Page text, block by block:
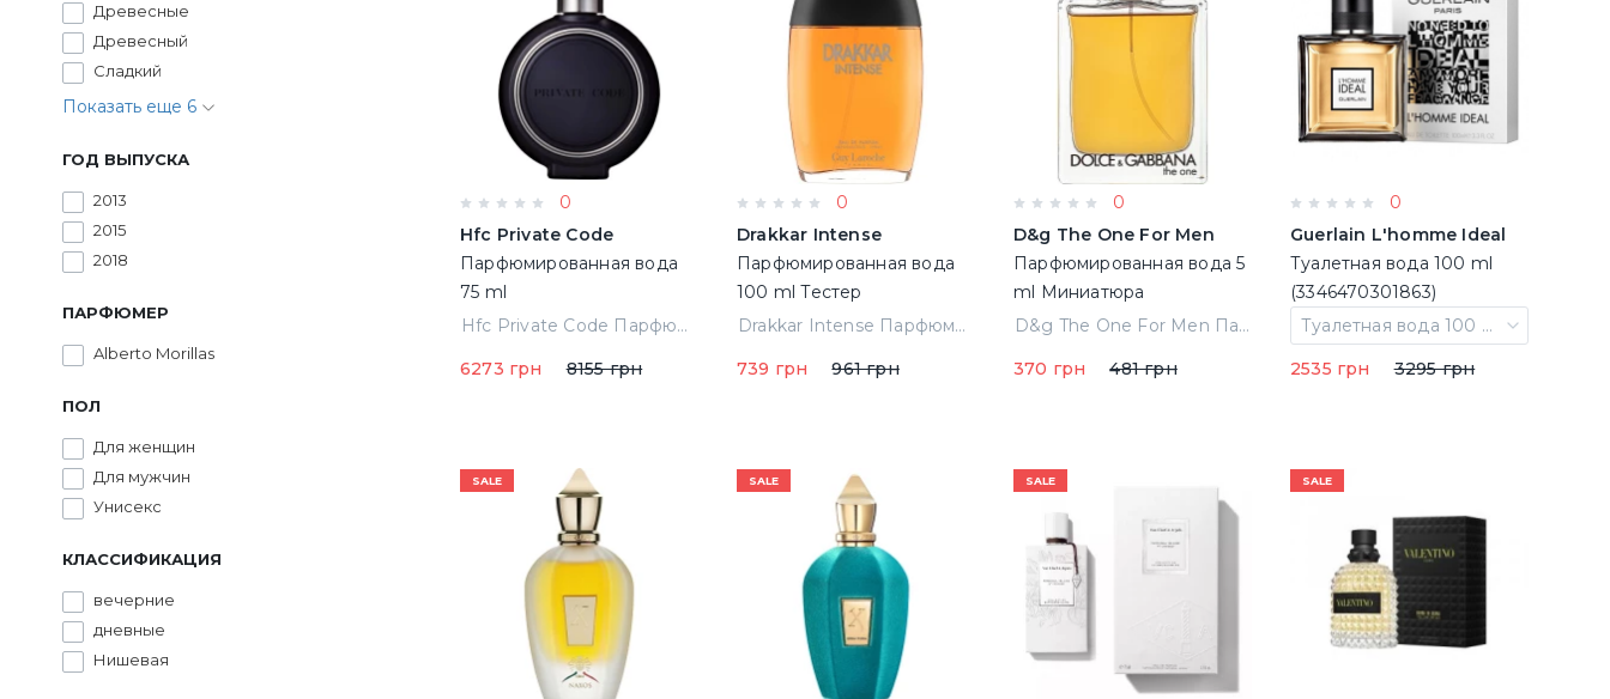
Древесные
Древесный
Сладкий
Показать еще 6
ГОД ВЫПУСКА
2013
2015
2018
ПАРФЮМЕР
Alberto Morillas
ПОЛ
Для женщин
Для мужчин
Унисекс
КЛАССИФИКАЦИЯ
вечерние
дневные
Нишевая
0
Hfc Private Code
Парфюмированная вода
75 ml
Hfc Private Code Парфюмированная вода 75 ml
6273 грн
8155 грн
0
Drakkar Intense
Парфюмированная вода
100 ml Тестер
(3614273474702)
Drakkar Intense Парфюмированная вода 100 ml Тестер (3614273474702)
739 грн
961 грн
0
D&g The One For Men
Парфюмированная вода 5
ml Миниатюра
D&g The One For Men Парфюмированная вода 5 ml Миниатюра
370 грн
481 грн
0
Guerlain L'homme Ideal
Туалетная вода 100 ml
(3346470301863)
Туалетная вода 100 ml
2535 грн
3295 грн
SALE SALE SALE SALE